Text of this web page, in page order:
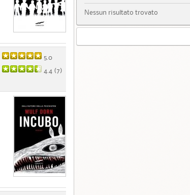
5.0
4.4 (7)
Nessun risultato trovato